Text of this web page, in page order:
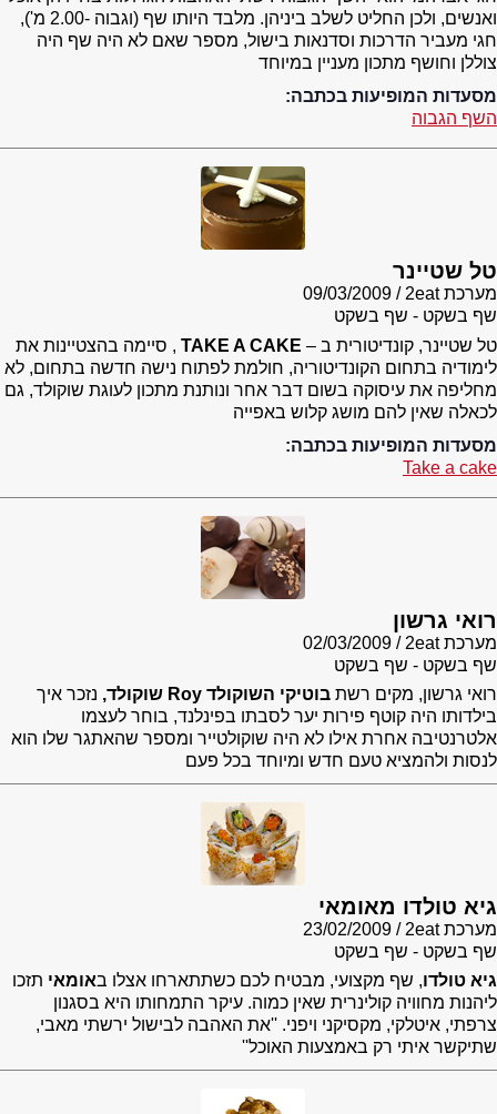
ואנשים, ולכן החליט לשלב ביניהן. מלבד היותו שף (וגבוה -2.00 מ'),
חגי מעביר הדרכות וסדנאות בישול, מספר שאם לא היה שף היה
צוללן וחושף מתכון מעניין במיוחד
מסעדות המופיעות בכתבה:
השף הגבוה
טל שטיינר
מערכת 2eat
09/03/2009
שף בשקט - שף בשקט
טל שטיינר, קונדיטורית ב –
, סיימה בהצטיינות את
לימודיה בתחום הקונדיטוריה, חולמת לפתוח נישה חדשה בתחום, לא
מחליפה את עיסוקה בשום דבר אחר ונותנת מתכון לעוגת שוקולד, גם
לכאלה שאין להם מושג קלוש באפייה
מסעדות המופיעות בכתבה:
Take a cake
רואי גרשון
מערכת 2eat
02/03/2009
שף בשקט - שף בשקט
רואי גרשון, מקים רשת בוטיקי השוקולד Roy שוקולד,
נזכר איך
בילדותו היה קוטף פירות יער לסבתו בפינלנד, בוחר לעצמו
אלטרנטיבה אחרת אילו לא היה שוקולטייר ומספר שהאתגר שלו הוא
לנסות ולהמציא טעם חדש ומיוחד בכל פעם
גיא טולדו מאומאי
מערכת 2eat
23/02/2009
שף בשקט - שף בשקט
גיא טולדו, שף מקצועי, מבטיח לכם כשתתארחו אצלו באומאי תזכו
ליהנות מחוויה קולינרית שאין כמוה. עיקר התמחותו היא בסגנון
צרפתי, איטלקי, מקסיקני ויפני. ''את האהבה לבישול ירשתי מאבי,
שתיקשר איתי רק באמצעות האוכל''